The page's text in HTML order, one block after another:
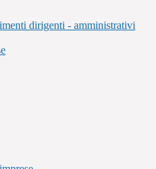
dirigenti - amministrativi